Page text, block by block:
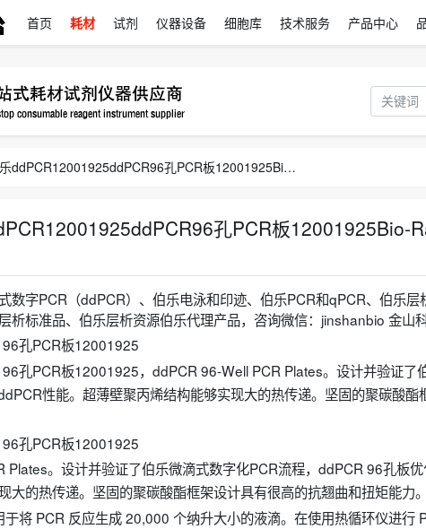
首页 耗材 试剂 仪器设备 细胞库 技术服务 产品中心
Bio-Rad伯乐ddPCR12001925ddPCR96孔PCR板12001925Bio-Rad伯乐代理
孔PCR板12001925Bio-
数字PCR（ddPCR）、伯乐电泳和印迹、伯乐PCR和qPCR、伯乐层
析标准品、伯乐层析资源伯乐代理产品，咨询微信：jinshanbio 金山
孔PCR板12001925
孔PCR板12001925，ddPCR 96-Well PCR Plates。设计并验证了
性能。超薄壁聚丙烯结构能够实现大的热传递。坚固的聚碳酸酯
孔PCR板12001925
Plates。设计并验证了伯乐微滴式数字化PCR流程，ddPCR 96孔板
大的热传递。坚固的聚碳酸酯框架设计具有很高的抗翘曲和扭矩能力。
将 PCR 反应生成 20,000 个纳升大小的液滴。在使用热循环仪进行